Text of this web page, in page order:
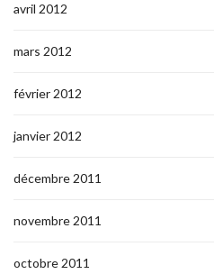
avril 2012
mars 2012
février 2012
janvier 2012
décembre 2011
novembre 2011
octobre 2011